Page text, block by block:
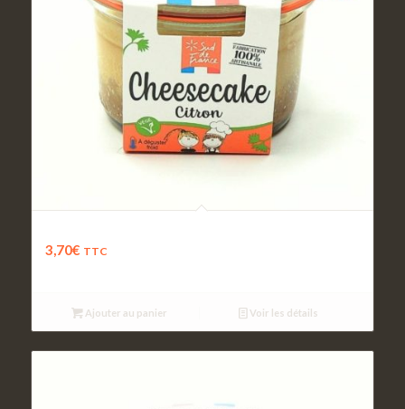
3,70€ TTC
Ajouter au panier Voir les détails